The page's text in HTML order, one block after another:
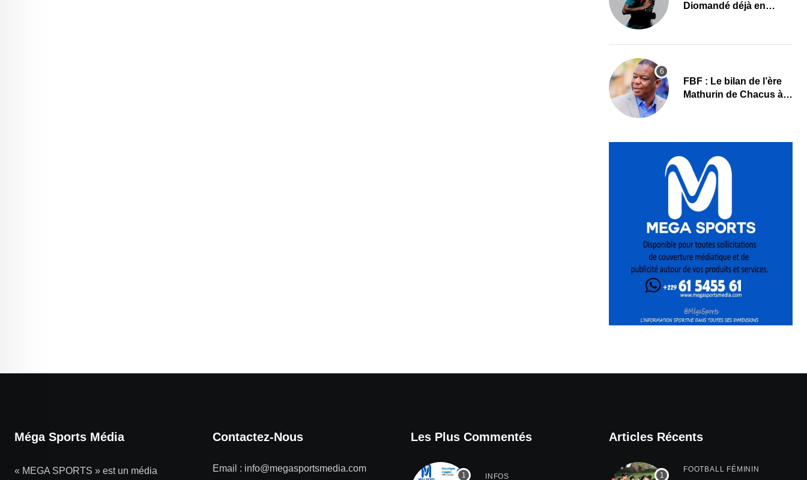
Diomandé déjà en
FBF : Le bilan de l’ère
Mathurin de Chacus à
Méga Sports Média
« MEGA SPORTS » est un média
Contactez-Nous
Email : info@megasportsmedia.com
Les Plus Commentés
INFOS
Articles Récents
FOOTBALL FÉMININ